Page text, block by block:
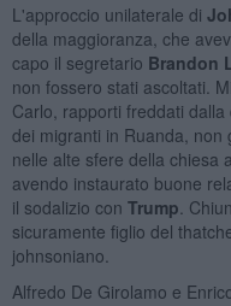
L'approccio unilaterale di
della maggioranza, che
capo il segretario Brandon
non fossero stati ascoltati.
Carlo, rapporti freddati
dei migranti in Ruanda,
nelle alte sfere della chiesa
avendo instaurato buone
il sodalizio con Trump .
sicuramente figlio del
johnsoniano.
Alfredo De Girolamo e